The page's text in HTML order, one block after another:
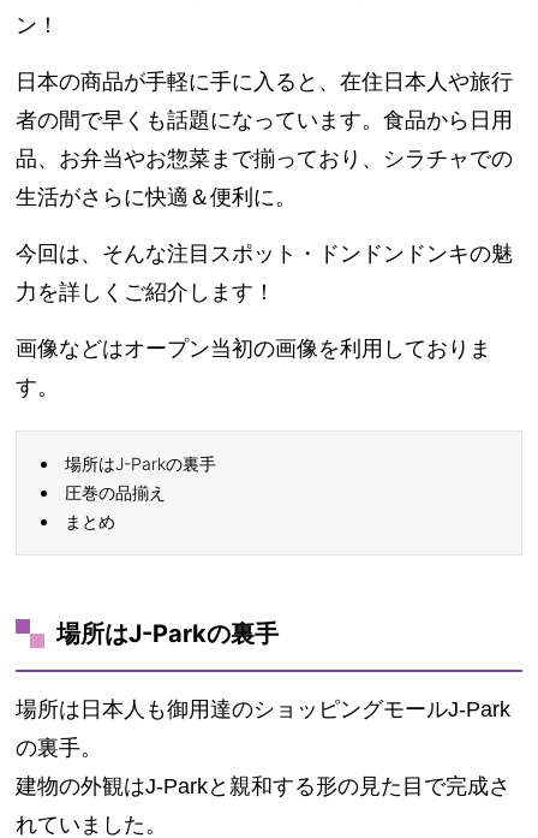
ン！
日本の商品が手軽に手に入ると、在住日本人や旅行
者の間で早くも話題になっています。食品から日用
品、お弁当やお惣菜まで揃っており、シラチャでの
生活がさらに快適＆便利に。
今回は、そんな注目スポット・ドンドンドンキの魅
力を詳しくご紹介します！
画像などはオープン当初の画像を利用しておりま
す。
場所はJ-Parkの裏手
圧巻の品揃え
まとめ
場所はJ-Parkの裏手
場所は日本人も御用達のショッピングモールJ-Park
の裏手。
建物の外観はJ-Parkと親和する形の見た目で完成さ
れていました。